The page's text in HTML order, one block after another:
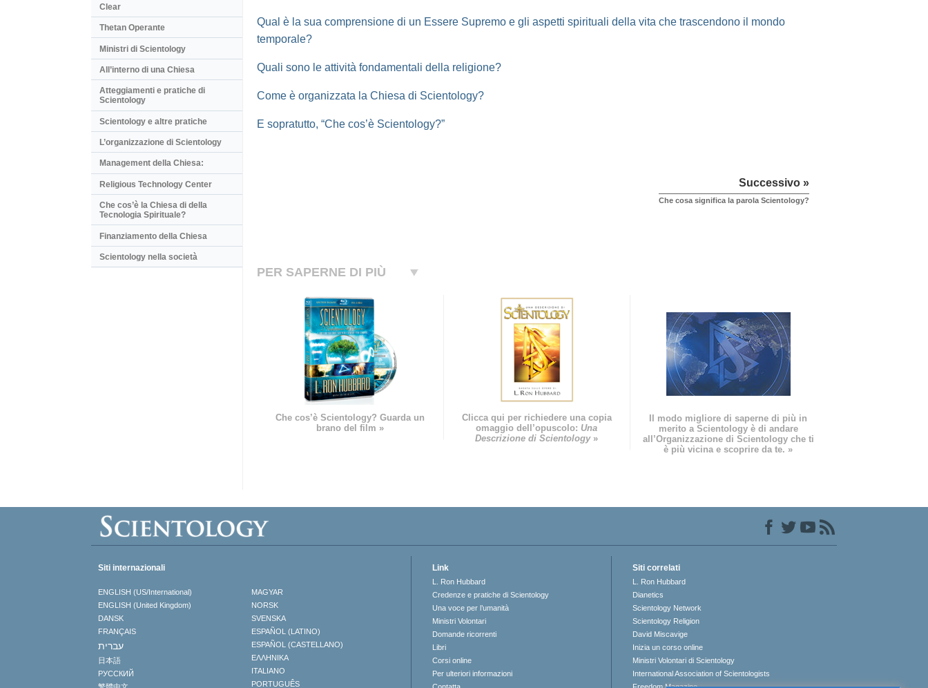
Qual è la sua comprensione di un Essere Supremo e gli aspetti spirituali della vita che trascendono il mondo
temporale?
Quali sono le attività fondamentali della religione?
Come è organizzata la Chiesa di Scientology?
E sopratutto, “Che cos’è Scientology?”
Successivo »
Che cosa significa la parola Scientology?
PER SAPERNE DI PIÙ
Che cos’è Scientology? Guarda un
brano del film »
Clicca qui per richiedere una copia
omaggio dell’opuscolo: Una
Descrizione di Scientology»
Il modo migliore di saperne di più in
merito a Scientology è di andare
all’Organizzazione di Scientology che ti
è più vicina e scoprire da te. »
Clear
Thetan Operante
Ministri di Scientology
All’interno di una Chiesa
Atteggiamenti e pratiche di
Scientology
Scientology e altre pratiche
L’organizzazione di Scientology
Management della Chiesa:
Religious Technology Center
Che cos’è la Chiesa di della
Tecnologia Spirituale?
Finanziamento della Chiesa
Scientology nella società
Siti internazionali
ENGLISH (US/International)
ENGLISH (United Kingdom)
DANSK
FRANÇAIS
עברית
日本語
РУССКИЙ
MAGYAR
NORSK
SVENSKA
ESPAÑOL (LATINO)
ESPAÑOL (CASTELLANO)
ΕΛΛΗΝΙΚA
ITALIANO
PORTUGUÊS
Link
L. Ron Hubbard
Credenze e pratiche di Scientology
Una voce per l’umanità
Ministri Volontari
Domande ricorrenti
Libri
Corsi online
Per ulteriori informazioni
Siti correlati
L. Ron Hubbard
Dianetics
Scientology Network
Scientology Religion
David Miscavige
Inizia un corso online
Ministri Volontari di Scientology
International Association of Scientologists